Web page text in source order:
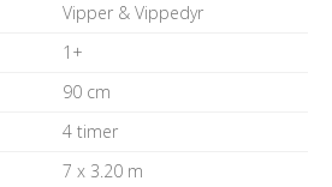
Vipper & Vippedyr
1+
90 cm
4 timer
7 x 3.20 m